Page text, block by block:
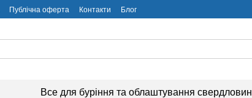
Публічна оферта Контакти Блог
Все для буріння та облаштування свердловин